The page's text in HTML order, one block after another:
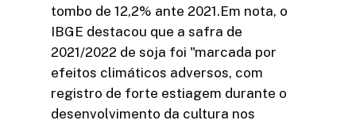
tombo de 12,2% ante 2021.Em nota, o
IBGE destacou que a safra de
2021/2022 de soja foi "marcada por
efeitos climáticos adversos, com
registro de forte estiagem durante o
desenvolvimento da cultura nos